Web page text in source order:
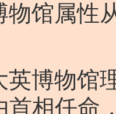
物馆属性
物馆理
首相任命